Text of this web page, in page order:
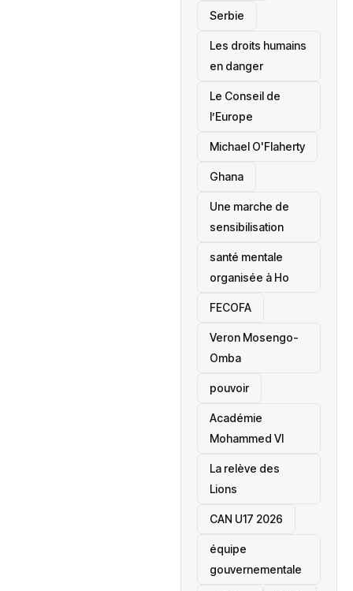
‎Serbie
Les droits humains
en danger
‎Le Conseil de
l’Europe
Michael O'Flaherty
‎Ghana
Une marche de
sensibilisation
santé mentale
organisée à Ho
‎FECOFA
Veron Mosengo-
Omba
pouvoir
Académie
Mohammed VI
La relève des
Lions
CAN U17 2026
équipe
gouvernementale